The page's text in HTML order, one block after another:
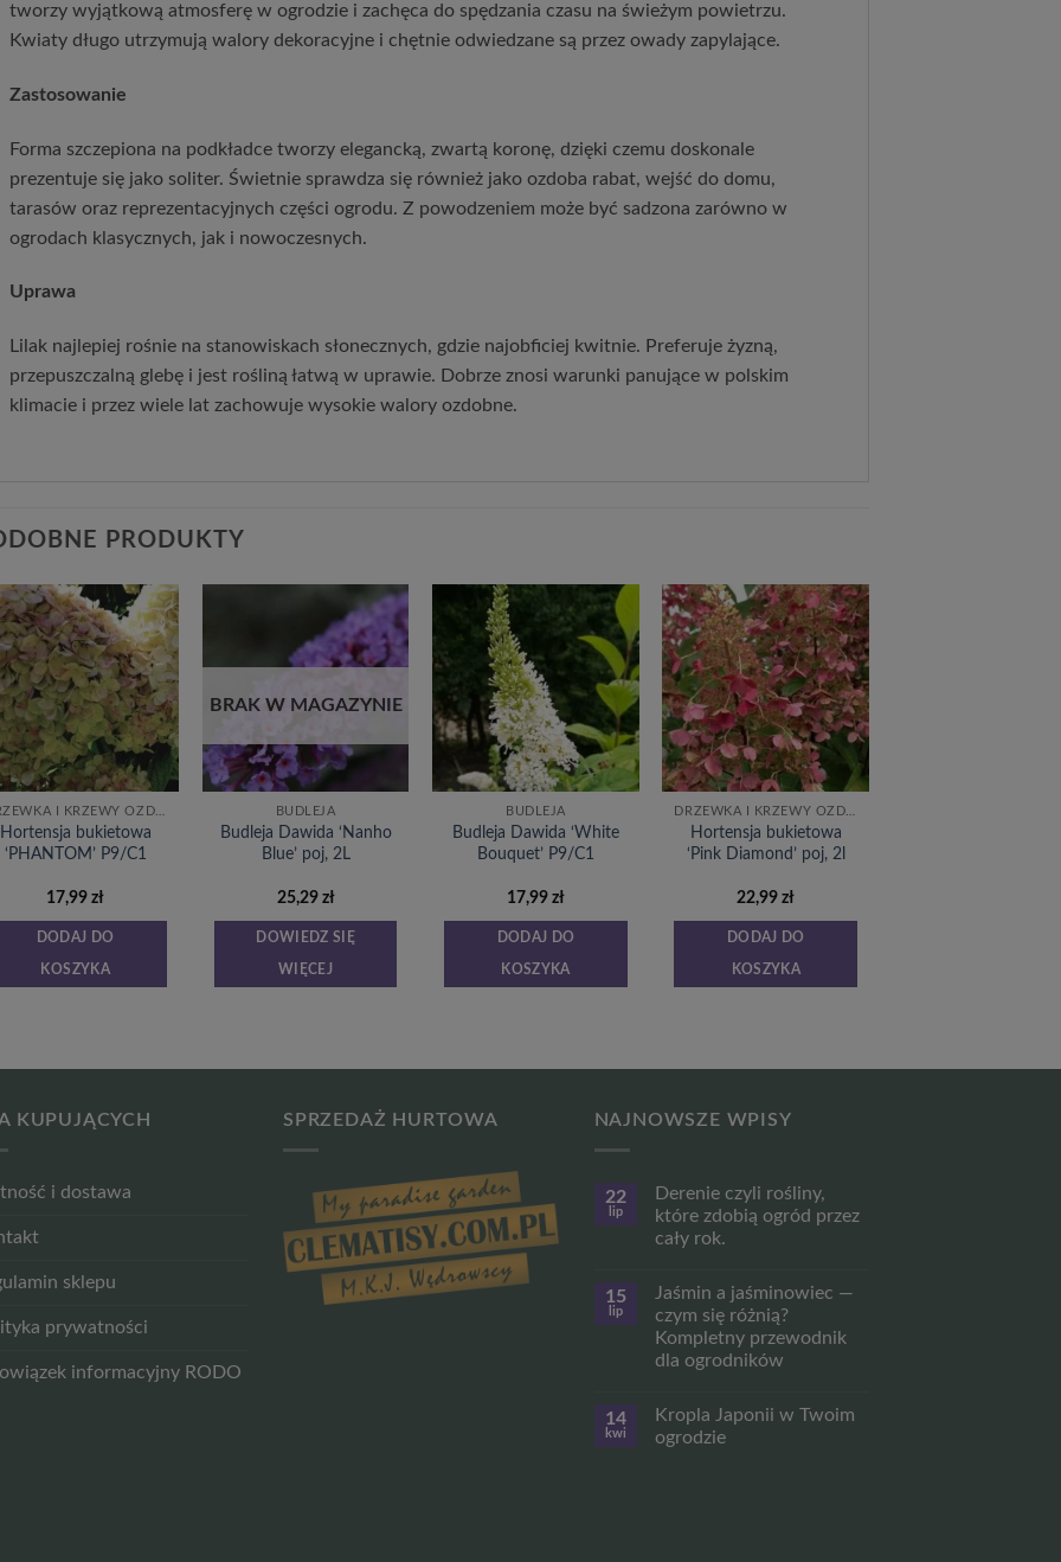
tworzy wyjątkową atmosferę w ogrodzie i zachęca do spędzania czasu na świeżym powietrzu.
Kwiaty długo utrzymują walory dekoracyjne i chętnie odwiedzane są przez owady zapylające.
Zastosowanie
Forma szczepiona na podkładce tworzy elegancką, zwartą koronę, dzięki czemu doskonale
prezentuje się jako soliter. Świetnie sprawdza się również jako ozdoba rabat, wejść do domu,
tarasów oraz reprezentacyjnych części ogrodu. Z powodzeniem może być sadzona zarówno w
ogrodach klasycznych, jak i nowoczesnych.
Uprawa
Lilak najlepiej rośnie na stanowiskach słonecznych, gdzie najobficiej kwitnie. Preferuje żyzną,
przepuszczalną glebę i jest rośliną łatwą w uprawie. Dobrze znosi warunki panujące w polskim
klimacie i przez wiele lat zachowuje wysokie walory ozdobne.
PRODUKTY
Dodaj
do
listy
życzeń
Hortensja bukietowa
‘PHANTOM’ P9/C1
17,99zł
DODAJ DO
KOSZYKA
Dodaj
do
życzeń
BRAK W MAGAZYNIE
BUDLEJA
Budleja Dawida ‘Nanho
Blue’ poj, 2L
25,29 zł
DOWIEDZ SIĘ
WIĘCEJ
Dodaj
do
listy
życzeń
BUDLEJA
Budleja Dawida ‘White
Bouquet’ P9/C1
17,99 zł
DODAJ DO
KOSZYKA
Dodaj
do
listy
życzeń
Hortensja bukietowa
‘Pink Diamond’ poj, 2l
22,99zł
DODAJ DO
KOSZYKA
KUPUJĄCYCH
i dostawa
sklepu
prywatności
informacyjny RODO
SPRZEDAŻ HURTOWA NAJNOWSZE WPISY
22
lip
Derenie czyli rośliny,
które zdobią ogród przez
cały rok.
do
czyli
rośliny,
które
zdobią
cały
rok.
15
lip
Jaśmin a jaśminowiec —
czym się różnią?
Kompletny przewodnik
dla ogrodników
do
a
14
kwi
Kropla Japonii w Twoim
ogrodzie